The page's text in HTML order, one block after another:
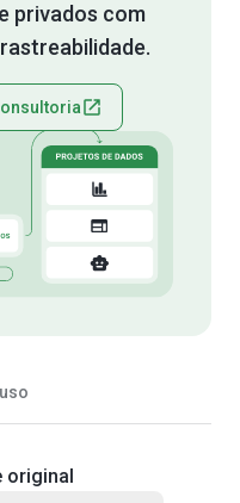
privados com
original